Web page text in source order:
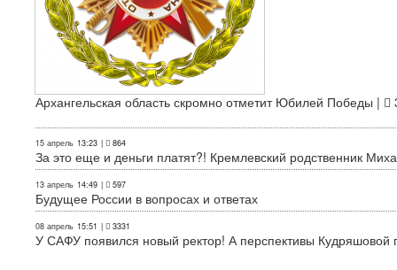
Архангельская область скромно отметит Юбилей Победы |
15 апрель 13:23 | 864
За это еще и деньги платят?! Кремлевский родственник
13 апрель 14:49 | 597
Будущее России в вопросах и ответах
08 апрель 15:51 | 3331
У САФУ появился новый ректор! А перспективы Кудряшовой